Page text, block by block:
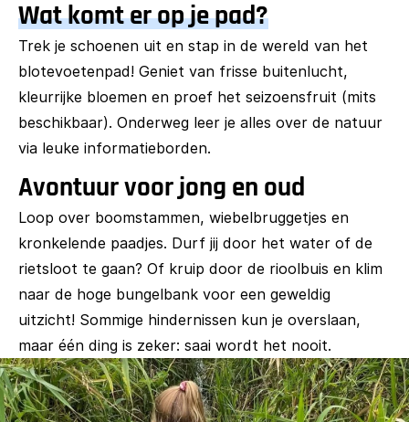
Wat komt er op je pad?
Trek je schoenen uit en stap in de wereld van het
blotevoetenpad! Geniet van frisse buitenlucht,
kleurrijke bloemen en proef het seizoensfruit (mits
beschikbaar). Onderweg leer je alles over de natuur
via leuke informatieborden.
Avontuur voor jong en oud
Loop over boomstammen, wiebelbruggetjes en
kronkelende paadjes. Durf jij door het water of de
rietsloot te gaan? Of kruip door de rioolbuis en klim
naar de hoge bungelbank voor een geweldig
uitzicht! Sommige hindernissen kun je overslaan,
maar één ding is zeker: saai wordt het nooit.